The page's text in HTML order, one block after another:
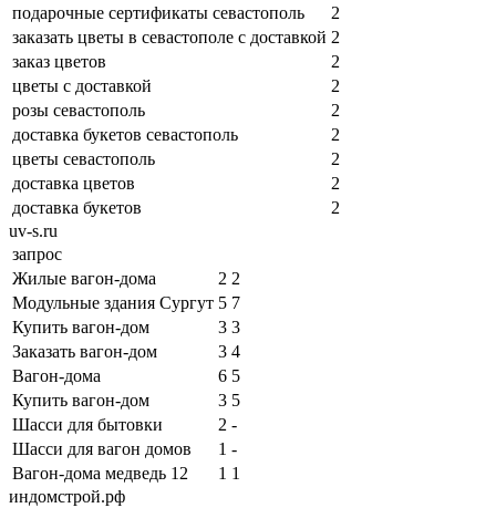
подарочные сертификаты севастополь
2
заказать цветы в севастополе с доставкой 2
заказ цветов
2
цветы с доставкой
2
розы севастополь
2
доставка букетов севастополь
2
цветы севастополь
2
доставка цветов
2
доставка букетов
2
uv-s.ru
запрос
Жилые вагон-дома
2 2
Модульные здания Сургут 5 7
Купить вагон-дом
3 3
Заказать вагон-дом
3 4
Вагон-дома
6 5
Купить вагон-дом
3 5
Шасси для бытовки
2 -
Шасси для вагон домов
1 -
Вагон-дома медведь 12
1 1
индомстрой.рф